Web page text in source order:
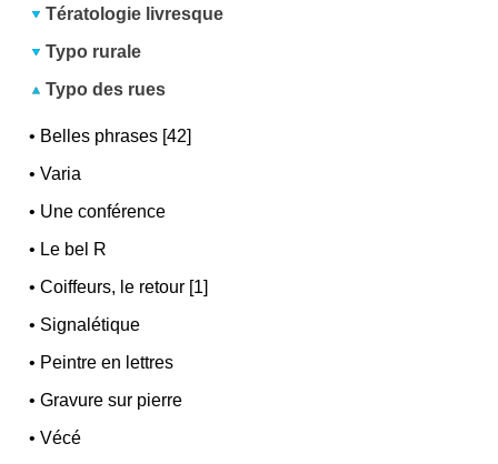
Tératologie livresque
Typo rurale
Typo des rues
• Belles phrases [42]
•Varia
• Une conférence
• Le bel R
•Coiffeurs, le retour [1]
• Signalétique
• Peintre en lettres
•Gravure sur pierre
•Vécé